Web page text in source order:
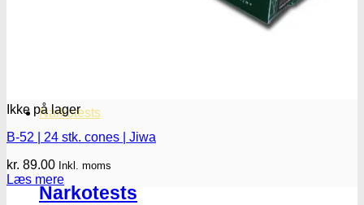
Oplev ALLe vores
Narkotests
Narkotests
Ikke på lager
B-52 | 24 stk. cones | Jiwa
kr. 89.00 Inkl. moms
Læs mere